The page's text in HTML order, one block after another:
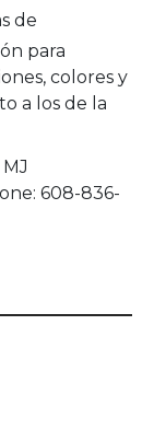
de
para
colores y
a los de la
608-836-